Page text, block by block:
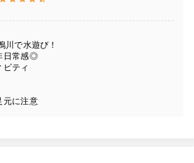
で水遊び！
日常感◎
ティ
元に注意